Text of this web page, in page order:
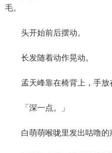
毛。
头开始前后摆动。
长发随着动作晃动。
孟天峰靠在椅背上，手放
「深一点。」
白萌萌喉咙里发出咕噜的